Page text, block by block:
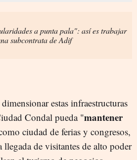
a punta pala": así es trabajar
subcontrata de Adif
estas infraestructuras
Condal pueda "mantener
ciudad de ferias y congresos,
llegada de visitantes de alto poder